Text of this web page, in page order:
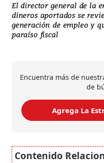
El director general de la
dineros aportados se
generación de empleo y
paraíso fiscal
Encuentra más de
de
Agrega La